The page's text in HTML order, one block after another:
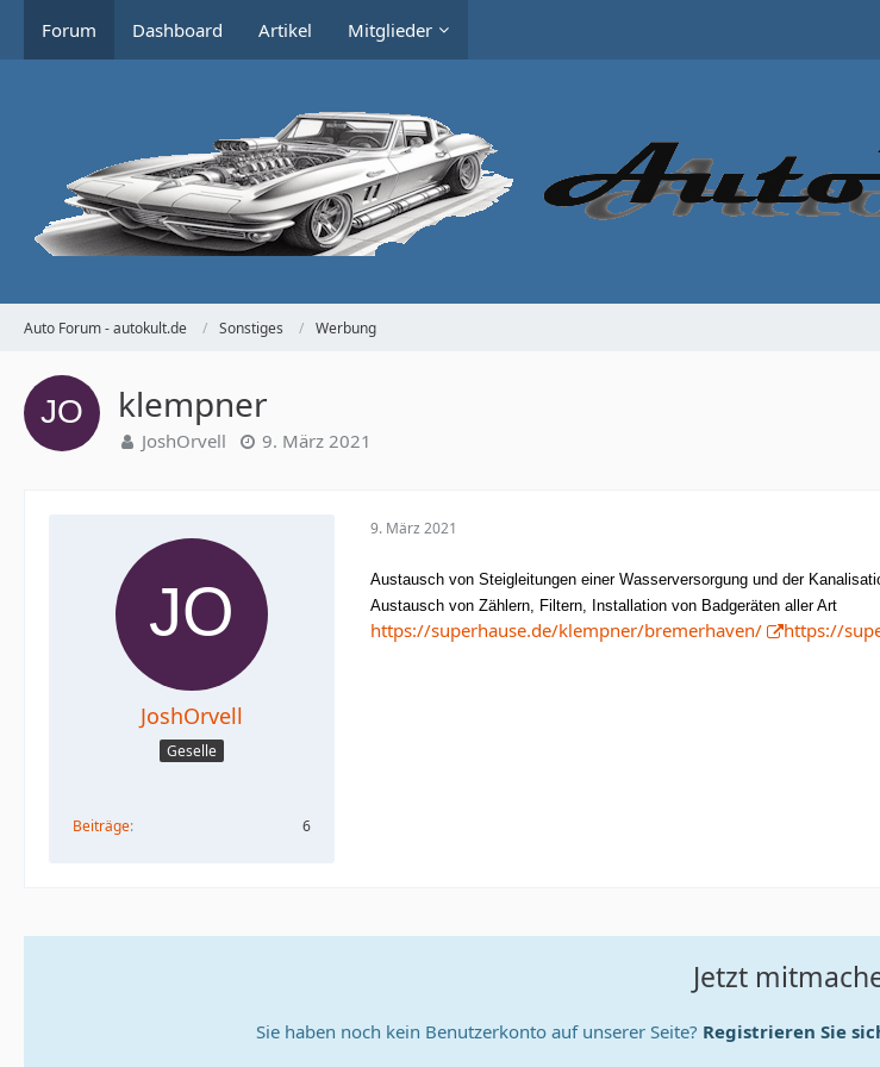
Forum Dashboard Artikel Mitglieder
Auto Forum - autokult.de Sonstiges Werbung
klempner
JoshOrvell 9. März 2021
JoshOrvell
Geselle
Beiträge 6
9. März 2021
Austausch von Steigleitungen einer Wasserversorgung und der
Austausch von Zählern, Filtern, Installation von Badgeräten aller Art
https://superhause.de/klempner/bremerhaven/ https://
Jetzt
Sie haben noch kein Benutzerkonto auf unserer Seite? Registrieren Sie